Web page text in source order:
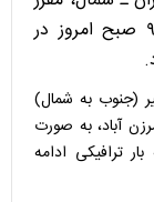
شد تردد انواع وسایل نقلیه از ساعت ۹:۰۰ صبح امروز در
صبح نیز، مسیر (جنوب به شمال)
آباد، به صورت
ترافیکی ادامه